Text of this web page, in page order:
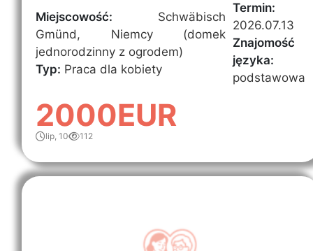
Miejscowość:
Schwäbisch
Gmünd, Niemcy (domek
jednorodzinny z ogrodem)
Typ: Praca dla kobiety
Termin:
2026.07.13
Znajomość
języka:
podstawowa
2000EUR
lip, 10 112